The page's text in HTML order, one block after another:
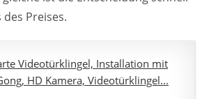
des Preises.